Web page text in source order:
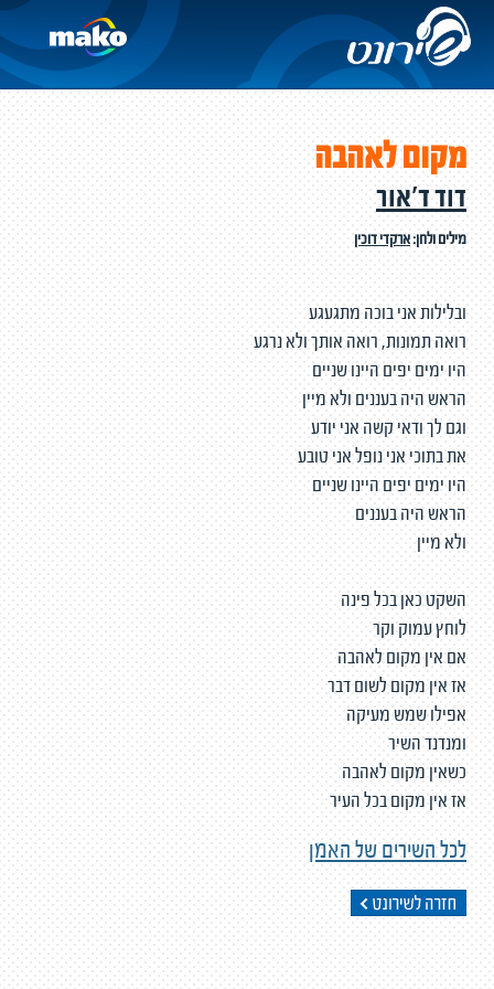
מקום לאהבה
דוד ד'אור
מילים ולחן:ארקדי דוכין
ובלילות אני בוכה מתגעגע
רואה תמונות, רואה אותך ולא נרגע
היו ימים יפים היינו שניים
הראש היה בעננים ולא מיין
וגם לך ודאי קשה אני יודע
את בתוכי אני נופל אני טובע
היו ימים יפים היינו שניים
הראש היה בעננים
ולא מיין
השקט כאן בכל פינה
לוחץ עמוק וקר
אם אין מקום לאהבה
אז אין מקום לשום דבר
אפילו שמש מעיקה
ומנדנד השיר
כשאין מקום לאהבה
אז אין מקום בכל העיר
לכל השירים של האמן